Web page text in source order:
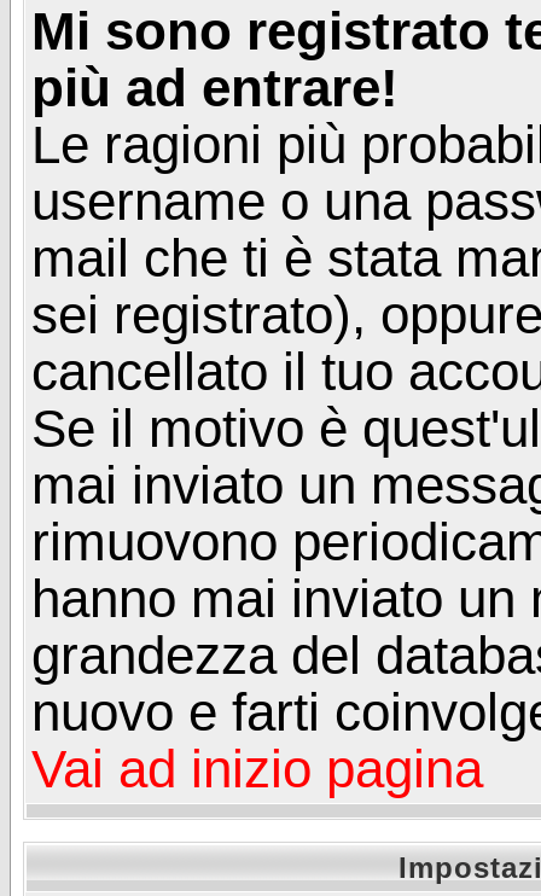
Mi sono registrato
più ad entrare!
Le ragioni più
username o una
mail che ti è stata
sei registrato),
cancellato il tuo
Se il motivo è
mai inviato un
rimuovono
hanno mai inviato
grandezza del
nuovo e farti
Vai ad inizio pagina